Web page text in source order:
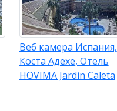
Веб камера Испания,
Коста Адехе, Отель
HOVIMA Jardin Caleta